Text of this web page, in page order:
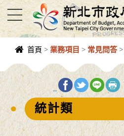
進入內容區塊
首頁 > 業務項目 > 常見問答>
_
中央內容區
塊
統計類